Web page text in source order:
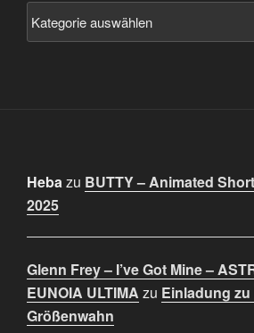
Hebazu BUTTY – Animated
2025
Glenn Frey – I’ve Got Mine –
EUNOIA ULTIMA zu Einladung
Größenwahn